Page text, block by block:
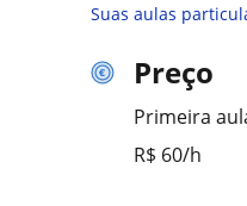
Suas aulas
Preço
Primeira
R$ 60/h